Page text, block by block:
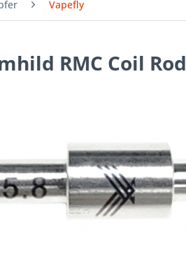
Vapefly
RMC Coil Rod